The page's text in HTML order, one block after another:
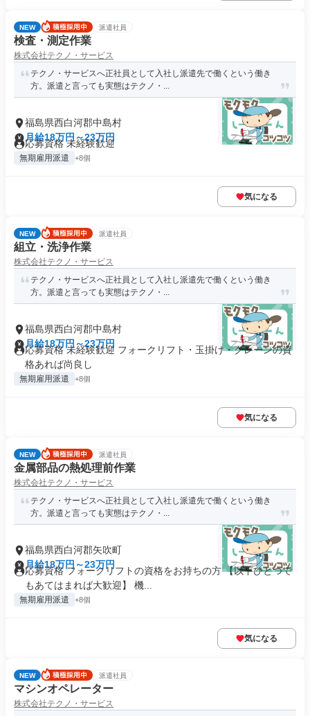
NEW 派遣社員
検査・測定作業
株式会社テクノ・サービス
テクノ・サービスへ正社員として入社し派遣先で働くという働き
方。派遣と言っても実態はテクノ・...
福島県西白河郡中島村
月給18万円～23万円
応募資格 未経験歓迎
無期雇用派遣 +8個
気になる
NEW 派遣社員
組立・洗浄作業
株式会社テクノ・サービス
テクノ・サービスへ正社員として入社し派遣先で働くという働き
方。派遣と言っても実態はテクノ・...
福島県西白河郡中島村
月給18万円～23万円
応募資格 未経験歓迎 フォークリフト・玉掛け・クレーンの資
格あれば尚良し
無期雇用派遣 +8個
気になる
NEW 派遣社員
金属部品の熱処理前作業
株式会社テクノ・サービス
テクノ・サービスへ正社員として入社し派遣先で働くという働き
方。派遣と言っても実態はテクノ・...
福島県西白河郡矢吹町
月給18万円～23万円
応募資格 フォークリフトの資格をお持ちの方 【以下ひとつで
もあてはまれば大歓迎】 機...
無期雇用派遣 +8個
気になる
NEW 派遣社員
マシンオペレーター
株式会社テクノ・サービス